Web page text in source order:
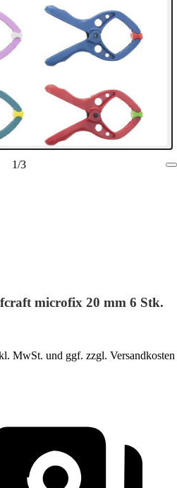
1/3
microfix 20 mm 6 Stk.
MwSt. und ggf. zzgl. Versandkosten